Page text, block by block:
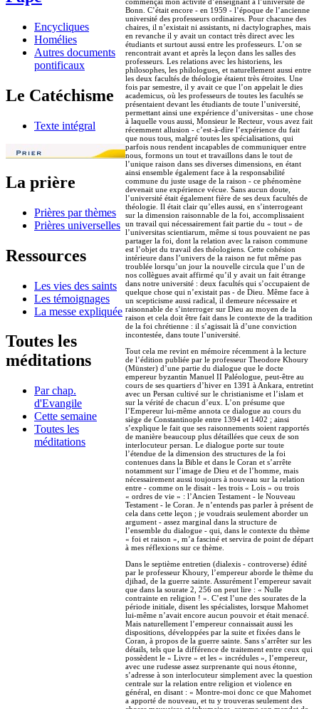
Encycliques
Homélies
Autres documents
pontificaux
Le Catéchisme
Texte intégral
La prière
Prières par thèmes
Prières universelles
Ressources
Les vies des saints
Les témoignages
La messe expliquée
Toutes les
méditations
Par chap.
d'Evangile
Cette semaine
Toutes les
méditations
Bonn. C’était encore - en 1959 - l’époque de l’ancienne
université des professeurs ordinaires. Pour chacune des
chaires, il n’existait ni assistants, ni dactylographes, mais
en revanche il y avait un contact très direct avec les
étudiants et surtout aussi entre les professeurs. L’on se
rencontrait avant et après la leçon dans les salles des
professeurs. Les relations avec les historiens, les
philosophes, les philologues, et naturellement aussi entre
les deux facultés de théologie étaient très étroites. Une
fois par semestre, il y avait ce que l’on appelait le dies
academicus, où les professeurs de toutes les facultés se
présentaient devant les étudiants de toute l’université,
permettant ainsi une expérience d’universitas - une chose
à laquelle vous aussi, Monsieur le Recteur, vous avez fait
récemment allusion - c’est-à-dire l’expérience du fait
que nous tous, malgré toutes les spécialisations, qui
parfois nous rendent incapables de communiquer entre
nous, formons un tout et travaillons dans le tout de
l’unique raison dans ses diverses dimensions, en étant
ainsi ensemble également face à la responsabilité
commune du juste usage de la raison - ce phénomène
devenait une expérience vécue. Sans aucun doute,
l’université était également fière de ses deux facultés de
théologie. Il était clair qu’elles aussi, en s’interrogeant
sur la dimension raisonnable de la foi, accomplissaient
un travail qui nécessairement fait partie du « tout » de
l’universitas scientiarum, même si tous pouvaient ne pas
partager la foi, dont la relation avec la raison commune
est l’objet du travail des théologiens. Cette cohésion
intérieure dans l’univers de la raison ne fut même pas
troublée lorsqu’un jour la nouvelle circula que l’un de
nos collègues avait affirmé qu’il y avait un fait étrange
dans notre université : deux facultés qui s’occupaient de
quelque chose qui n’existait pas - de Dieu. Même face à
un scepticisme aussi radical, il demeure nécessaire et
raisonnable de s’interroger sur Dieu au moyen de la
raison et cela doit être fait dans le contexte de la tradition
de la foi chrétienne : il s’agissait là d’une conviction
incontestée, dans toute l’université.
Tout cela me revint en mémoire récemment à la lecture
de l’édition publiée par le professeur Theodore Khoury
(Münster) d’une partie du dialogue que le docte
empereur byzantin Manuel II Paléologue, peut-être au
cours de ses quartiers d’hiver en 1391 à Ankara, entretint
avec un Persan cultivé sur le christianisme et l’islam et
sur la vérité de chacun d’eux. L’on présume que
l’Empereur lui-même annota ce dialogue au cours du
siège de Constantinople entre 1394 et 1402 ; ainsi
s’explique le fait que ses raisonnements soient rapportés
de manière beaucoup plus détaillées que ceux de son
interlocuteur persan. Le dialogue porte sur toute
l’étendue de la dimension des structures de la foi
contenues dans la Bible et dans le Coran et s’arrête
notamment sur l’image de Dieu et de l’homme, mais
nécessairement aussi toujours à nouveau sur la relation
entre - comme on le disait - les trois « Lois » ou trois
« ordres de vie » : l’Ancien Testament - le Nouveau
Testament - le Coran. Je n’entends pas parler à présent de
cela dans cette leçon ; je voudrais seulement aborder un
argument - assez marginal dans la structure de
l’ensemble du dialogue - qui, dans le contexte du thème
« foi et raison », m’a fasciné et servira de point de départ
à mes réflexions sur ce thème.
Dans le septième entretien (dialexis - controverse) édité
par le professeur Khoury, l’empereur aborde le thème du
djihad, de la guerre sainte. Assurément l’empereur savait
que dans la sourate 2, 256 on peut lire : « Nulle
contrainte en religion ! ». C’est l’une des sourates de la
période initiale, disent les spécialistes, lorsque Mahomet
lui-même n’avait encore aucun pouvoir et était menacé.
Mais naturellement l’empereur connaissait aussi les
dispositions, développées par la suite et fixées dans le
Coran, à propos de la guerre sainte. Sans s’arrêter sur les
détails, tels que la différence de traitement entre ceux qui
possèdent le « Livre » et les « incrédules », l’empereur,
avec une rudesse assez surprenante qui nous étonne,
s’adresse à son interlocuteur simplement avec la question
centrale sur la relation entre religion et violence en
général, en disant : « Montre-moi donc ce que Mahomet
a apporté de nouveau, et tu y trouveras seulement des